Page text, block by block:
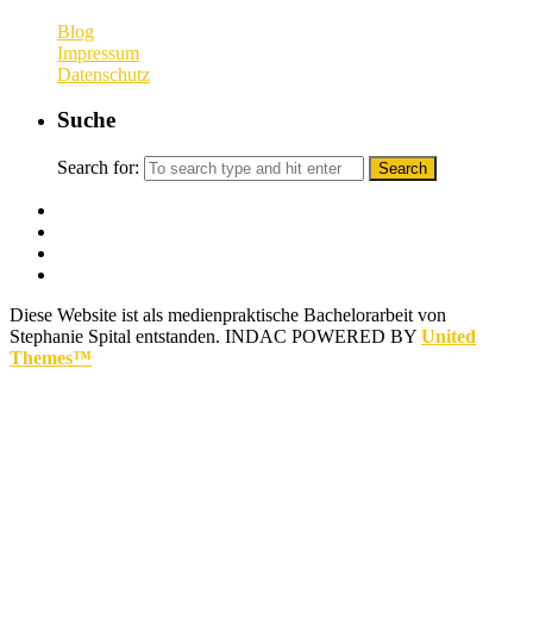
Blog
Impressum
Datenschutz
Suche
Search for:
Diese Website ist als medienpraktische Bachelorarbeit von
Stephanie Spital entstanden. INDAC POWERED BY United
Themes™